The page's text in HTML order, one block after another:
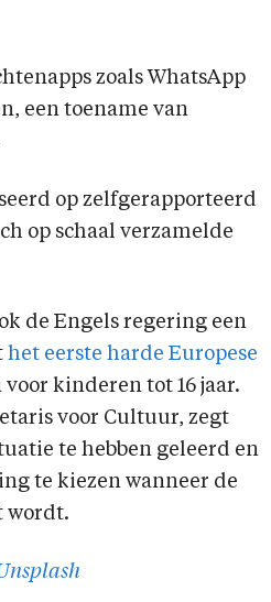
zoals WhatsApp
een toename van
op zelfgerapporteerd
op schaal verzamelde
de Engels regering een
het eerste harde Europese
kinderen tot 16 jaar.
voor Cultuur, zegt
te hebben geleerd en
te kiezen wanneer de
wordt.